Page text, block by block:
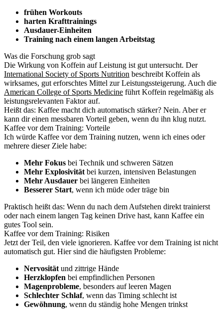
frühen Workouts
harten Krafttrainings
Ausdauer-Einheiten
Training nach einem langen Arbeitstag
Was die Forschung grob sagt
Die Wirkung von Koffein auf Leistung ist gut untersucht. Der
International Society of Sports Nutrition beschreibt Koffein als
wirksames, gut erforschtes Mittel zur Leistungssteigerung. Auch die
American College of Sports Medicine führt Koffein regelmäßig als
leistungsrelevanten Faktor auf.
Heißt das: Kaffee macht dich automatisch stärker? Nein. Aber er
kann dir einen messbaren Vorteil geben, wenn du ihn klug nutzt.
Kaffee vor dem Training: Vorteile
Ich würde Kaffee vor dem Training nutzen, wenn ich eines oder
mehrere dieser Ziele habe:
Mehr Fokus bei Technik und schweren Sätzen
Mehr Explosivität bei kurzen, intensiven Belastungen
Mehr Ausdauer bei längeren Einheiten
Besserer Start, wenn ich müde oder träge bin
Praktisch heißt das: Wenn du nach dem Aufstehen direkt trainierst
oder nach einem langen Tag keinen Drive hast, kann Kaffee ein
gutes Tool sein.
Kaffee vor dem Training: Risiken
Jetzt der Teil, den viele ignorieren. Kaffee vor dem Training ist nicht
automatisch gut. Hier sind die häufigsten Probleme:
Nervosität und zittrige Hände
Herzklopfen bei empfindlichen Personen
Magenprobleme, besonders auf leeren Magen
Schlechter Schlaf, wenn das Timing schlecht ist
Gewöhnung, wenn du ständig hohe Mengen trinkst